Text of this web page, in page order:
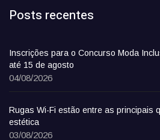
Posts recentes
Inscrições para o Concurso Moda
até 15 de agosto
04/08/2026
Rugas Wi-Fi estão entre as principais
estética
03/08/2026